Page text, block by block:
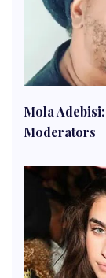
Mola
Moderators